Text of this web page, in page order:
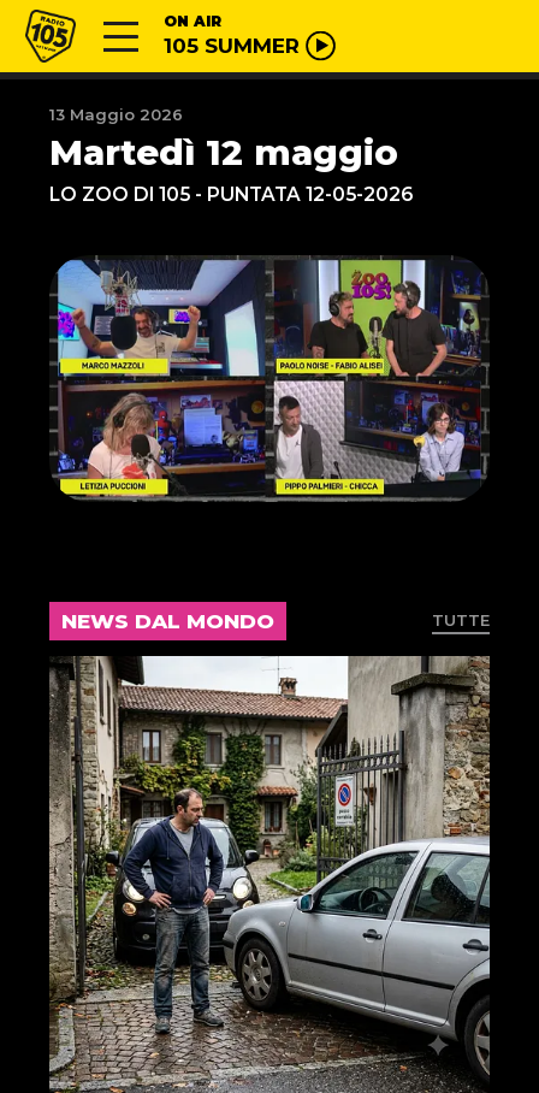
Vai al contenuto
Radio 105 ON AIR
105 SUMMER
13 Maggio 2026
Martedì 12 maggio
LO ZOO DI 105 - PUNTATA 12-05-2026
NEWS DAL MONDO TUTTE